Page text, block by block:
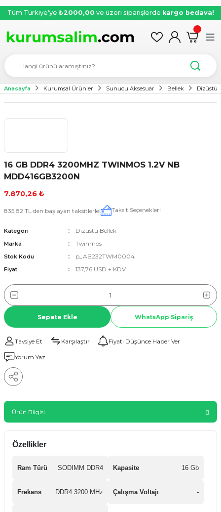
Tüm Türkiye’ye ₺2000,00 ve üzeri siparişlerde kargo bedava!
Anasayfa Kurumsal Ürünler Sunucu Aksesuar Bellek Dizüstü
16 GB DDR4 3200MHZ TWINMOS 1.2V NB
MDD416GB3200N
7.870,26 ₺
835,82 TL den başlayan taksitlerle! Taksit Seçenekleri
Kategori Dizüstü Bellek
Marka Twinmos
Stok Kodu p_AB232TWM0004
Fiyat 137,76 USD + KDV
Sepete Ekle WhatsApp Sipariş
Tavsiye Et Karşılaştır Fiyatı Düşünce Haber Ver
Yorum Yaz
Ürün Bilgisi
Özellikler
Ram Türü SODIMM DDR4 Kapasite 16 Gb
Frekans DDR4 3200 MHz Çalışma Voltajı -